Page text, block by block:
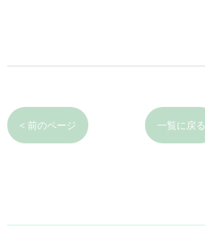
< 前のページ 一覧に戻る